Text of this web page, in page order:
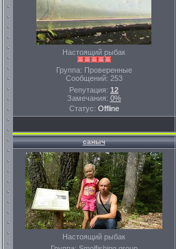
Настоящий рыбак
Группа: Проверенные
Сообщений: 253
Репутация: 12
Замечания: 0%
Статус: Offline
саныч
Настоящий рыбак